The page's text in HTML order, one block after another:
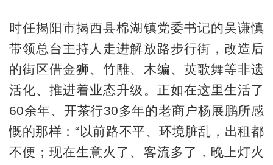
时任揭阳市揭西县棉湖镇党委书记的吴谦慎
带领总台主持人走进解放路步行街，改造后
的街区借金狮、竹雕、木编、英歌舞等非遗
活化、推进着业态升级。正如在这里生活了
60余年、开茶行30多年的老商户杨展鹏所感
慨的那样：“以前路不平、环境脏乱，出租都
不便；现在生意火了、客流多了，晚上灯火